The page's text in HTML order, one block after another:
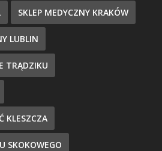
SKLEP MEDYCZNY KRAKÓW
LUBLIN
TRĄDZIKU
KLESZCZA
SKOKOWEGO